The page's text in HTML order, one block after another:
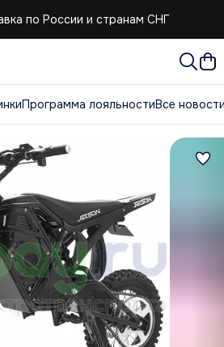
по России и странам СНГ
Программа лояльностиВсе